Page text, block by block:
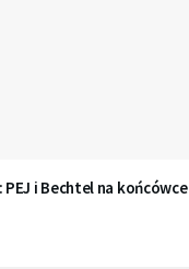
i Bechtel na końcówce